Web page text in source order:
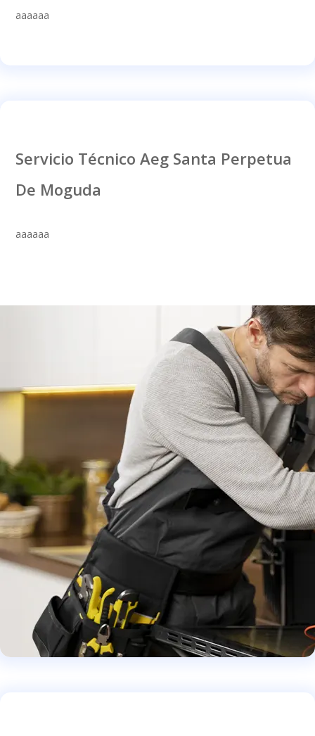
aaaaaa
Servicio Técnico Aeg Santa Perpetua
De Moguda
aaaaaa